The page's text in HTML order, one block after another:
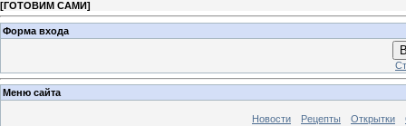
[ГОТОВИМ САМИ]
Форма входа
Меню сайта
Новости Рецепты Открытки